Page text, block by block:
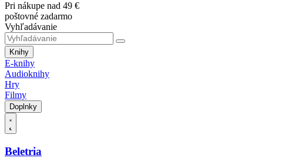
Pri nákupe nad 49 €
poštovné zadarmo
Vyhľadávanie
Knihy
E-knihy
Audioknihy
Hry
Filmy
Doplnky
Beletria